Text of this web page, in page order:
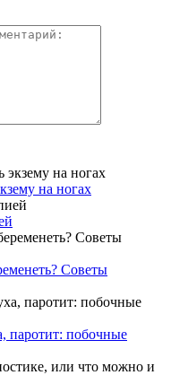
на ногах
Советы
паротит: побочные